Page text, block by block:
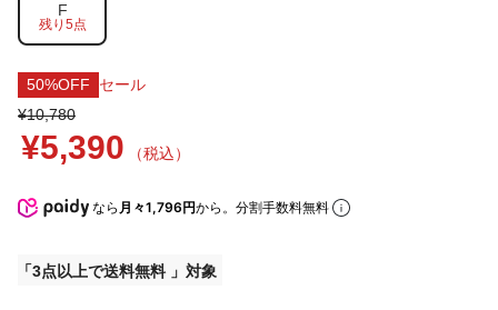
F
残り5点
50%OFF
セール
¥10,780
¥5,390 （税込）
なら 月々1,796円から。分割手数料無料
3点以上で送料無料